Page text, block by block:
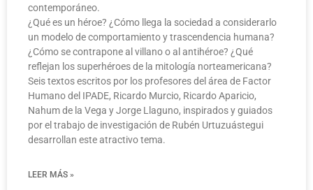
contemporáneo.
¿Qué es un héroe? ¿Cómo llega la sociedad a considerarlo
un modelo de comportamiento y trascendencia humana?
¿Cómo se contrapone al villano o al antihéroe? ¿Qué
reflejan los superhéroes de la mitología norteamericana?
Seis textos escritos por los profesores del área de Factor
Humano del IPADE, Ricardo Murcio, Ricardo Aparicio,
Nahum de la Vega y Jorge Llaguno, inspirados y guiados
por el trabajo de investigación de Rubén Urtuzuástegui
desarrollan este atractivo tema.
LEER MÁS »